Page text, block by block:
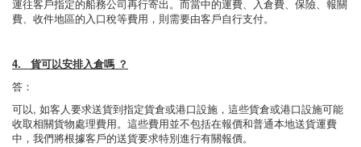
運往客戶指定的船務公司再行寄出。而當中的運費、入倉費、保險、報關
費、收件地區的入口稅等費用，則需要由客戶自行支付。
4. 貨可以安排入倉嗎 ？
答：
可以, 如客人要求送貨到指定貨倉或港口設施，這些貨倉或港口設施可能
收取相關貨物處理費用。這些費用並不包括在報價和普通本地送貨運費
中，我們將根據客戶的送貨要求特別進行有關報價。